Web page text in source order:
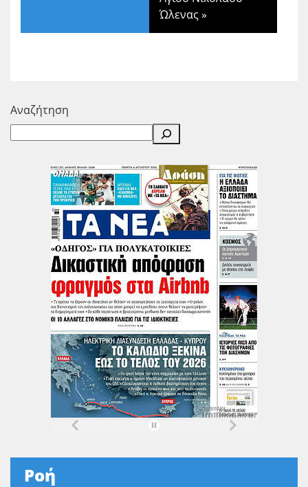
Ώλενας»
Αναζήτηση
Ροή